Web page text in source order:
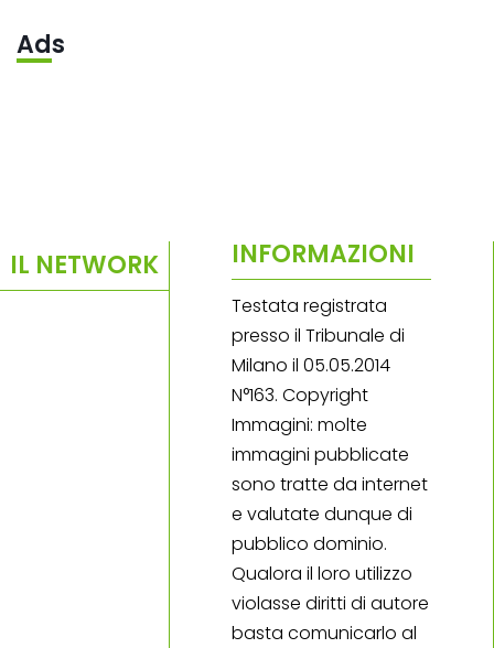
Ads
IL NETWORK INFORMAZIONI
Testata registrata
presso il Tribunale di
Milano il 05.05.2014
N°163. Copyright
Immagini: molte
immagini pubblicate
sono tratte da internet
e valutate dunque di
pubblico dominio.
Qualora il loro utilizzo
violasse diritti di autore
basta comunicarlo al